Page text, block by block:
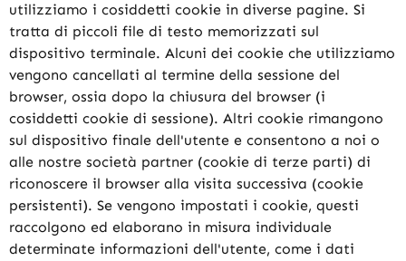
utilizziamo i cosiddetti cookie in diverse pagine. Si
tratta di piccoli file di testo memorizzati sul
dispositivo terminale. Alcuni dei cookie che utilizziamo
vengono cancellati al termine della sessione del
browser, ossia dopo la chiusura del browser (i
cosiddetti cookie di sessione). Altri cookie rimangono
sul dispositivo finale dell'utente e consentono a noi o
alle nostre società partner (cookie di terze parti) di
riconoscere il browser alla visita successiva (cookie
persistenti). Se vengono impostati i cookie, questi
raccolgono ed elaborano in misura individuale
determinate informazioni dell'utente, come i dati